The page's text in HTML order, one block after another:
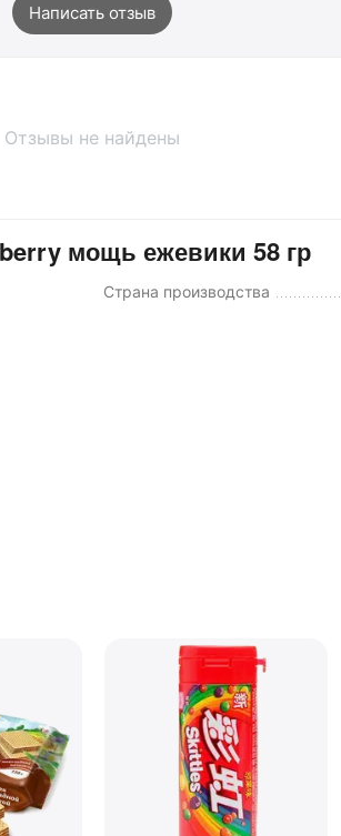
Написать отзыв
Отзывы не найдены
мощь ежевики 58 гр
Страна производства